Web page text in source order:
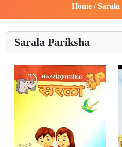
Home Sarala
Sarala Pariksha